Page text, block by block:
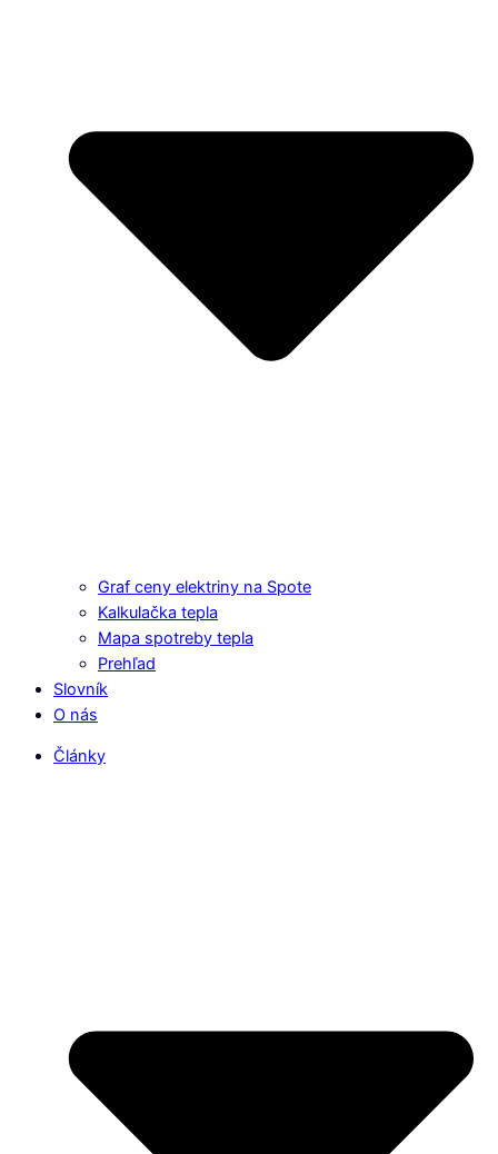
Graf ceny elektriny na Spote
Kalkulačka tepla
Mapa spotreby tepla
Prehľad
Slovník
O nás
Články